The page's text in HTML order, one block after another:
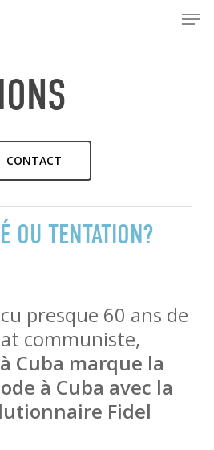
CONTACT
OU TENTATION?
presque 60 ans de
communiste,
Cuba marque la
à Cuba avec la
Fidel